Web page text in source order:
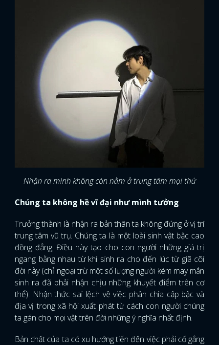
Nhận ra mình không còn nằm ở trung tâm mọi thứ
Chúng ta không hề vĩ đại như mình tưởng
Trưởng thành là nhận ra bản thân ta không đứng ở vị trí
trung tâm vũ trụ. Chúng ta là một loài sinh vật bậc cao
đồng đẳng. Điều này tạo cho con người những giá trị
ngang bằng nhau từ khi sinh ra cho đến lúc từ giã cõi
đời này (chỉ ngoại trừ một số lượng người kém may mắn
sinh ra đã phải nhận chịu những khuyết điểm trên cơ
thể). Nhận thức sai lệch về việc phân chia cấp bậc và
địa vị trong xã hội xuất phát từ cách con người chúng
ta gán cho mọi vật trên đời những ý nghĩa nhất định.
Bản chất của ta có xu hướng tiến đến việc phải cố gắng